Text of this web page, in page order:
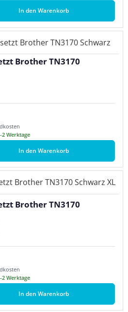
In den Warenkorb
Brother TN3170
Werktage
In den Warenkorb
Brother TN3170
Werktage
In den Warenkorb